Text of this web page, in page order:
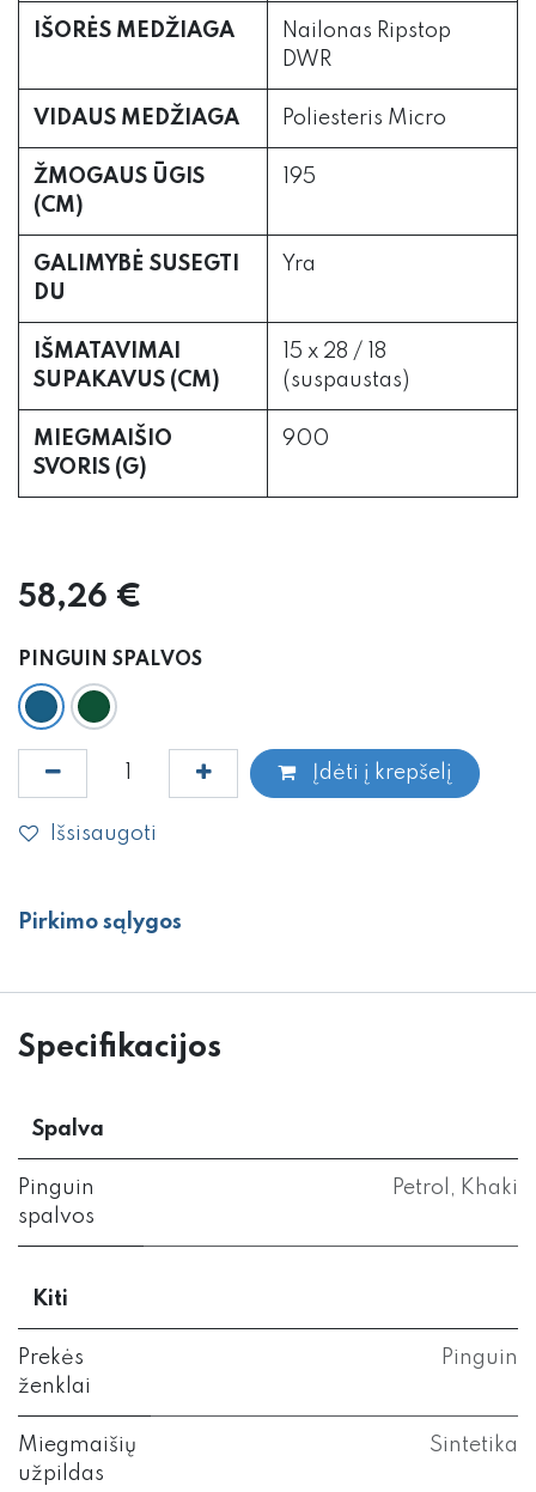
IŠORĖS MEDŽIAGA
Nailonas Ripstop
DWR
VIDAUS MEDŽIAGA Poliesteris Micro
ŽMOGAUS ŪGIS
(CM)
195
GALIMYBĖ SUSEGTI
DU
Yra
IŠMATAVIMAI
SUPAKAVUS (CM)
15 x 28 / 18
(suspaustas)
MIEGMAIŠIO
SVORIS (G)
900
58,26 €
PINGUIN SPALVOS
Įdėti į krepšelį
Išsisaugoti
Pirkimo sąlygos
Specifikacijos
Spalva
Pinguin
spalvos
Petrol , Khaki
Kiti
Prekės
ženklai
Pinguin
Miegmaišių
užpildas
Sintetika